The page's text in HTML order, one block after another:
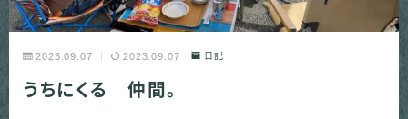
2023.09.07 2023.09.07 日記
うちにくる 仲間。